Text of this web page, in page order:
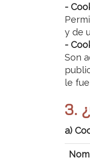
-
y de
-
Son
le
3.
a)